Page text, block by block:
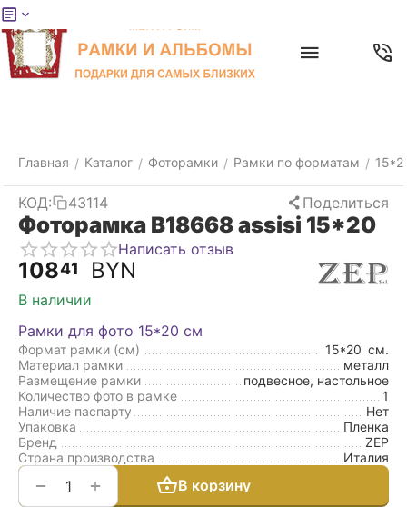
Главная / Каталог / Фоторамки / Рамки по форматам /
КОД: 43114 Поделиться
Фоторамка B18668 assisi 15*20
Написать отзыв
10841 BYN
В наличии
Рамки для фото 15*20 см
Формат рамки (см) 15*20 см.
Материал рамки
металл
Размещение рамки
подвесное, настольное
Количество фото в рамке
1
Наличие паспарту
Нет
Упаковка
Пленка
Бренд
ZEP
Страна производства
Италия
+
−
В корзину
Меню
товары